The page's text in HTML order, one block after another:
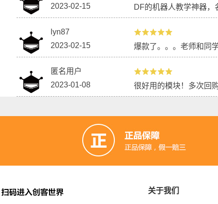
用ESP32撸一个天气预报助理 【mPythonX
2023-02-15
DF的机器人教学神器
lyn87
2023-02-15
爆款了。。。老师和同
匿名用户
2023-01-08
很好用的模块！多次回
关于我们